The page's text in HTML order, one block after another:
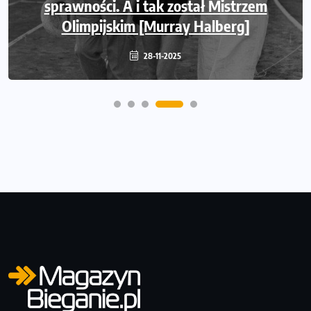
sprawności. A i tak został Mistrzem
Olimpijskim [Murray Halberg]
28-11-2025